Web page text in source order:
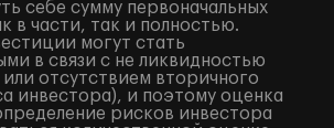
себе сумму первоначальных
в части, так и полностью.
могут стать
в связи с не ликвидностью
отсутствием вторичного
инвестора), и поэтому оценка
рисков инвестора